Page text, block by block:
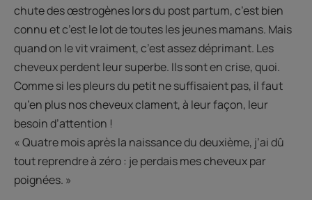
chute des œstrogènes lors du post partum, c’est bien
connu et c’est le lot de toutes les jeunes mamans. Mais
quand on le vit vraiment, c’est assez déprimant. Les
cheveux perdent leur superbe. Ils sont en crise, quoi.
Comme si les pleurs du petit ne suffisaient pas, il faut
qu’en plus nos cheveux clament, à leur façon, leur
besoin d’attention !
« Quatre mois après la naissance du deuxième, j’ai dû
tout reprendre à zéro : je perdais mes cheveux par
poignées. »